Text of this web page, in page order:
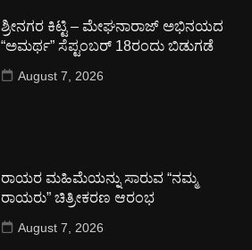
ಶ್ರೀನಗರ ಕಿಟ್ಟಿ – ಮೇಘನಾರಾಜ್ ಅಭಿನಯದ
“ಅಮರ್ಥ” ಸೆಪ್ಟಂಬರ್ 18ರಂದು ಬಿಡುಗಡೆ
August 7, 2026
ರಾಯರ ಮಹಿಮೆಯನ್ನು ಸಾರುವ “ನಮ್ಮ
ರಾಯರು” ಚಿತ್ರೀಕರಣ ಆರಂಭ
August 7, 2026